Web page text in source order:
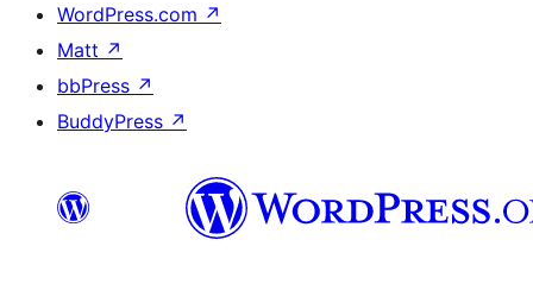
WordPress.com ↗
Matt ↗
bbPress ↗
BuddyPress ↗